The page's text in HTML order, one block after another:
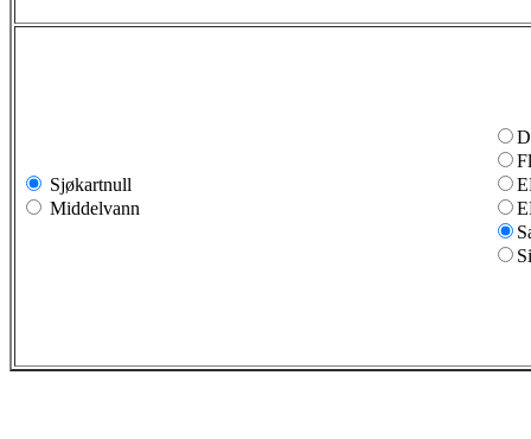
Sjøkartnull
Middelvann